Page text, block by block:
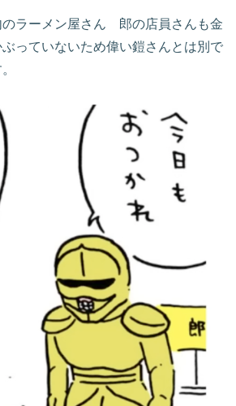
のラーメン屋さん 郎の店員さんも金
っていないため偉い鎧さんとは別で